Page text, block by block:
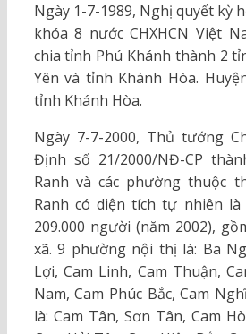
Ngày 1-7-1989, Nghị quyết kỳ
khóa 8 nước CHXHCN Việt
chia tỉnh Phú Khánh thành 2
Yên và tỉnh Khánh Hòa.
tỉnh Khánh Hòa.
Ngày 7-7-2000, Thủ tướng
Định số 21/2000/NĐ-CP
Ranh và các phường thuộc
Ranh có diện tích tự nhiên là
209.000 người (năm 2002),
xã. 9 phường nội thị là: Ba
Lợi, Cam Linh, Cam Thuận,
Nam, Cam Phúc Bắc, Cam
là: Cam Tân, Sơn Tân, Cam